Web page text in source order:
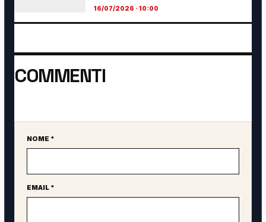
16/07/2026 · 10:00
COMMENTI
Sito web
NOME *
EMAIL *